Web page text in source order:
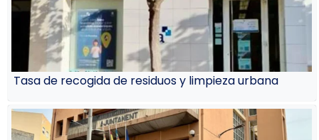
Tasa de recogida de residuos y limpieza urbana